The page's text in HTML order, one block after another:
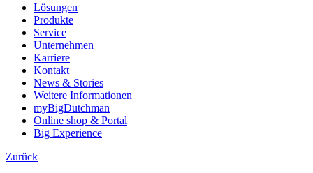
Lösungen
Produkte
Service
Unternehmen
Karriere
Kontakt
News & Stories
Weitere Informationen
myBigDutchman
Online shop & Portal
Big Experience
Zurück